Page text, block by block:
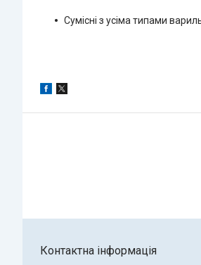
Сумісні з усіма типами